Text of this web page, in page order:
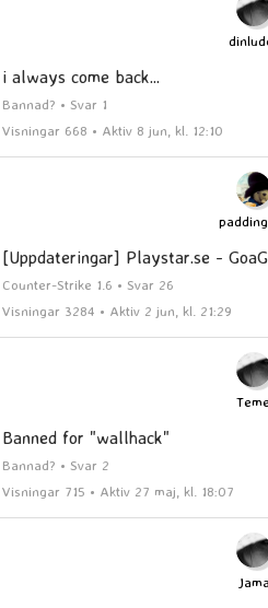
i always come back...
Bannad? • Svar 1
Visningar 668 • Aktiv 8 jun, kl. 12:10
[Uppdateringar] Playstar.se -
Counter-Strike 1.6 • Svar 26
Visningar 3284 • Aktiv 2 jun, kl. 21:29
Teme
Banned for "wallhack"
Bannad? • Svar 2
Visningar 715 • Aktiv 27 maj, kl. 18:07
Jama